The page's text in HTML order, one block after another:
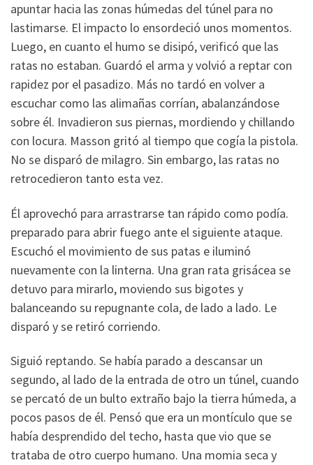
apuntar hacia las zonas húmedas del túnel para no
lastimarse. El impacto lo ensordeció unos momentos.
Luego, en cuanto el humo se disipó, verificó que las
ratas no estaban. Guardó el arma y volvió a reptar con
rapidez por el pasadizo. Más no tardó en volver a
escuchar como las alimañas corrían, abalanzándose
sobre él. Invadieron sus piernas, mordiendo y chillando
con locura. Masson gritó al tiempo que cogía la pistola.
No se disparó de milagro. Sin embargo, las ratas no
retrocedieron tanto esta vez.
Él aprovechó para arrastrarse tan rápido como podía.
preparado para abrir fuego ante el siguiente ataque.
Escuchó el movimiento de sus patas e iluminó
nuevamente con la linterna. Una gran rata grisácea se
detuvo para mirarlo, moviendo sus bigotes y
balanceando su repugnante cola, de lado a lado. Le
disparó y se retiró corriendo.
Siguió reptando. Se había parado a descansar un
segundo, al lado de la entrada de otro un túnel, cuando
se percató de un bulto extraño bajo la tierra húmeda, a
pocos pasos de él. Pensó que era un montículo que se
había desprendido del techo, hasta que vio que se
trataba de otro cuerpo humano. Una momia seca y